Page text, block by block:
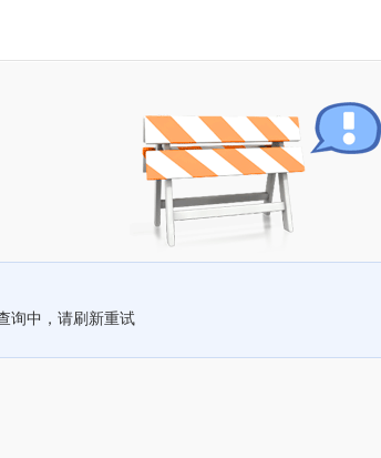
询中，请刷新重试